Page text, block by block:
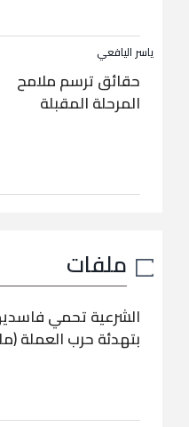
ياسر اليافعي
حقائق ترسم ملامح
المرحلة المقبلة
ملفات
الشرعية تحمي
بتهدئة حرب العملة